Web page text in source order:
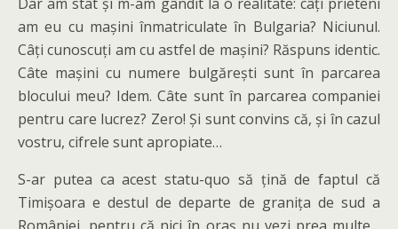
am eu cu mașini înmatriculate în Bulgaria? Niciunul.
Câți cunoscuți am cu astfel de mașini? Răspuns identic.
Câte mașini cu numere bulgărești sunt în parcarea
blocului meu? Idem. Câte sunt în parcarea companiei
pentru care lucrez? Zero! Și sunt convins că, și în cazul
vostru, cifrele sunt apropiate…
S-ar putea ca acest statu-quo să țină de faptul că
Timișoara e destul de departe de granița de sud a